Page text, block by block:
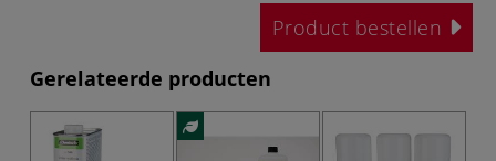
Product bestellen
Gerelateerde producten